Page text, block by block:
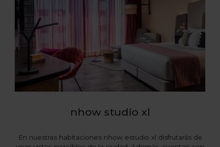
nhow studio xl
En nuestras habitaciones nhow estudio xl disfrutarás de